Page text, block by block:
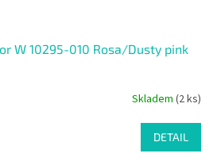
W 10295-010 Rosa/Dusty pink
Skladem (2 ks)
DETAIL